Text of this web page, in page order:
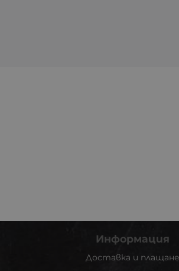
Информация
Доставка и плащане